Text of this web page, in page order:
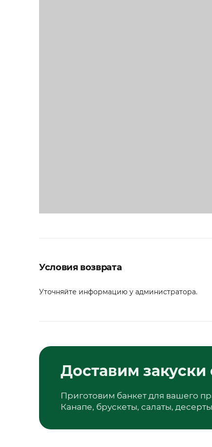
Условия возврата
Уточняйте информацию у администратора.
Доставим
Приготовим банкет для вашего
Канапе, брускеты, салаты,